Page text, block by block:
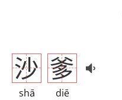
沙
shā
爹
diē